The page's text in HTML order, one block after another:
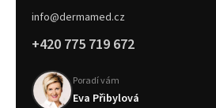
info@dermamed.cz
+420 775 719 672
Poradí vám
Eva Přibylová